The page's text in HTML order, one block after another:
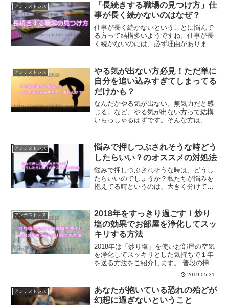
アンチストレス
「長続きする職場の見つけ方」仕
事が長く続かないのはなぜ？
仕事が長く続かないということに悩んで
る方って結構多いようですね。仕事が長
く続かないのには、必ず理由がありま
の仕事が長く続かないのか、理由を知る
方法を解説していきます。
アンチストレス
やる気が出ない方必見！ただ単に
自分を追い込みすぎてしまってる
だけかも？
なんだかやる気が出ない。無気力だと感
じる。など、やる気が出ない方って結構
いらっしゃるはずです。そんな方は、も
込まずにあなたらしく生きる方法につい
て、ご紹介します。
アンチストレス
悩みで押しつぶされそうな時どう
したらいい？のオススメの対処法
悩みで押しつぶされそうな時は、どうし
たらいいのでしょうか？私たちが悩みを
抱えてる時というのは、大きく分けて二
アンチストレス
2018年をすっきり過ごす！炒り
塩の効果でお部屋を浄化してスッ
キリする方法
2018年は「炒り塩」を使いお部屋の空気
を浄化してスッキリとした気持ちで１年
を送る方法をご紹介します。 普段の掃除
の仕上げに炒り塩でお部屋の浄化を 掃除
の仕上げにより一層すっきりする「炒り
塩」を使ったお部屋の浄化方法をご紹介
します。 玄関な...
2019.05.31
アンチストレス
あなたが抱いている恐れの殆どが
幻想に過ぎないということ